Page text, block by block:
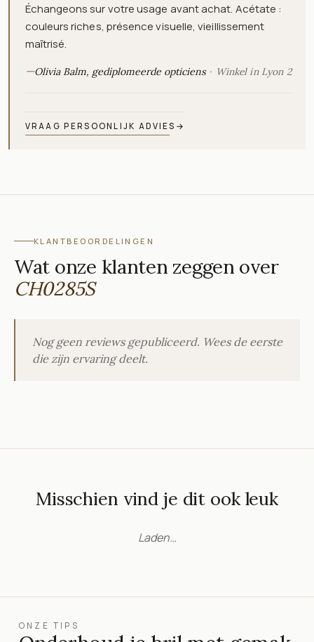
Échangeons sur votre usage avant achat. Acétate :
couleurs riches, présence visuelle, vieillissement
maîtrisé.
—Olivia Balm, gediplomeerde opticiens Winkel in Lyon 2
VRAAG PERSOONLIJK ADVIES →
KLANTBEOORDELINGEN
Wat onze klanten zeggen over
CH0285S
Nog geen reviews gepubliceerd. Wees de eerste
die zijn ervaring deelt.
Misschien vind je dit ook leuk
Laden…
ONZE TIPS